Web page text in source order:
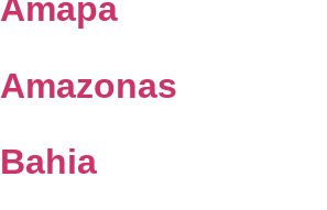
Amapá
Amazonas
Bahia